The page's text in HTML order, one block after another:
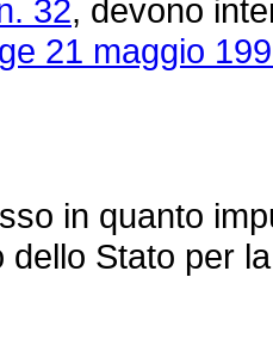
32, devono
21 maggio
in quanto
dello Stato per